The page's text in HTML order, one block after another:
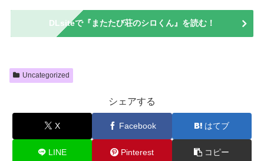
DLsiteで『またたび荘のシロくん』を読む！
Uncategorized
シェアする
X Facebook はてブ
LINE Pinterest コピー